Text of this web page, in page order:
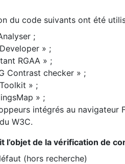
du code suivants ont été
;
» ;
RGAA » ;
Contrast checker » ;
» ;
» ;
intégrés au navigateur
W3C.
l’objet de la vérification de
(hors recherche)